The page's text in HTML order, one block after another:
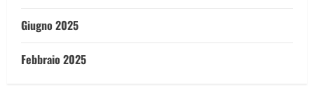
Giugno 2025
Febbraio 2025